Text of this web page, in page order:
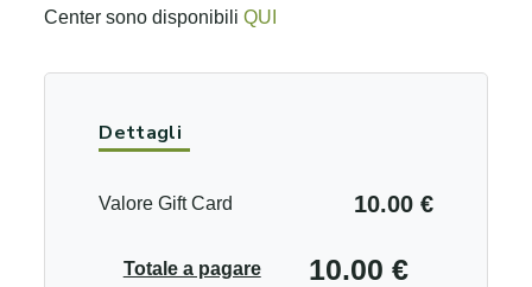
Center sono disponibiliQUI
Dettagli
Valore Gift Card 10.00 €
Totale a pagare 10.00 €